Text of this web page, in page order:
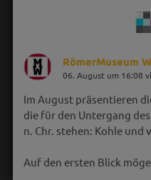
RömerMuseum
06. August um 16:08
Im August präsentieren
die für den Untergang
n. Chr. stehen: Kohle
Auf den ersten Blick